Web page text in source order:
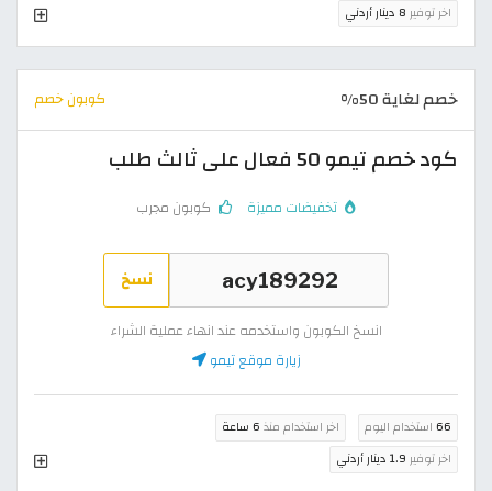
اخر توفير 8 دينار أردني
خصم لغاية 50% كوبون خصم
كود خصم تيمو 50 فعال على ثالث طلب
تخفيضات مميزة كوبون مجرب
نسخ
انسخ الكوبون واستخدمه عند انهاء عملية الشراء
زيارة موقع تيمو
66 استخدام اليوم اخر استخدام منذ 6 ساعة
اخر توفير 1.9 دينار أردني